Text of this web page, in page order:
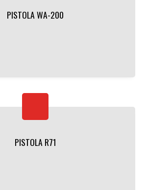
PISTOLA WA-200
PISTOLA R71